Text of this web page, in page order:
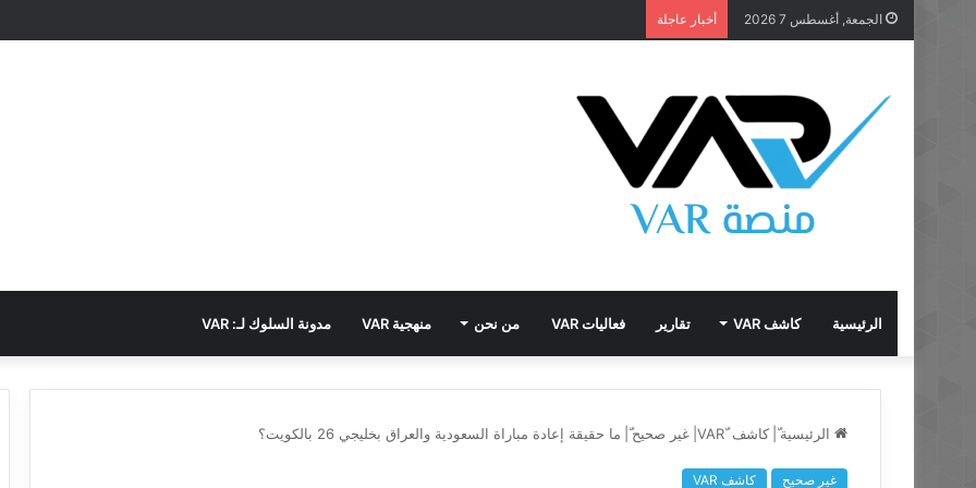
الجمعة, أغسطس 7 2026 أخبار عاجلة
الرئيسية كاشف VAR تقارير فعاليات VAR من نحن منهجية VAR مدونة السلوك لـ: VAR
الرئيسية كاشف VAR غير صحيح ما حقيقة إعادة مباراة السعودية والعراق بخليجي 26 بالكويت؟
غير صحيح كاشف VAR